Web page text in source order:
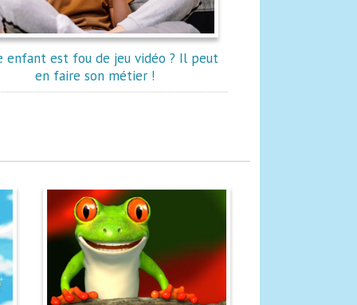
enfant est fou de jeu vidéo ? Il peut
en faire son métier !